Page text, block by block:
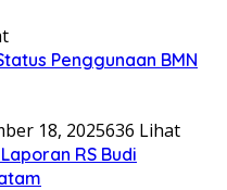
Penggunaan BMN
18, 2025636 Lihat
RS Budi